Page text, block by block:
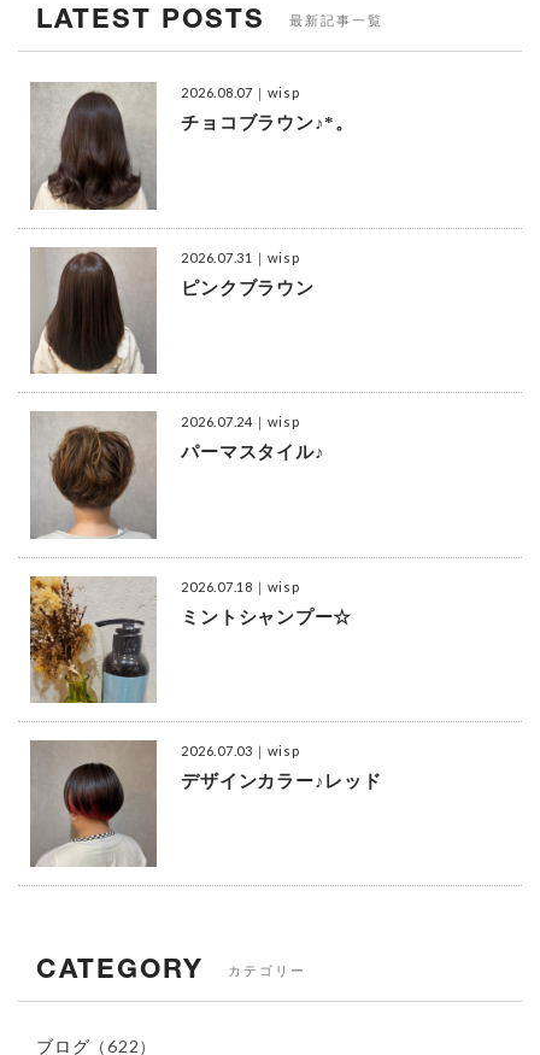
LATEST POSTS 最新記事一覧
2026.08.07 ｜wisp
チョコブラウン♪*。
2026.07.31 ｜wisp
ピンクブラウン
2026.07.24 ｜wisp
パーマスタイル♪
2026.07.18 ｜wisp
ミントシャンプー☆
2026.07.03 ｜wisp
デザインカラー♪レッド
CATEGORY カテゴリー
ブログ （622）